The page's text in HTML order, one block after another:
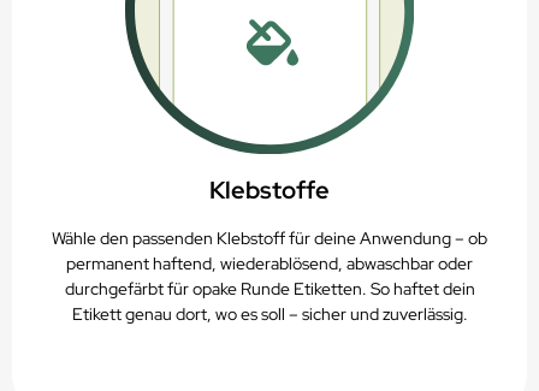
Klebstoffe
Wähle den passenden Klebstoff für deine Anwendung – ob
permanent haftend, wiederablösend, abwaschbar oder
durchgefärbt für opake Runde Etiketten. So haftet dein
Etikett genau dort, wo es soll – sicher und zuverlässig.